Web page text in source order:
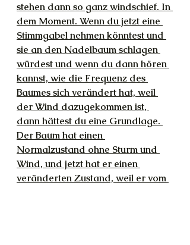
stehen dann so ganz windschief. In
dem Moment. Wenn du jetzt eine
Stimmgabel nehmen könntest und
sie an den Nadelbaum schlagen
würdest und wenn du dann hören
kannst, wie die Frequenz des
Baumes sich verändert hat, weil
der Wind dazugekommen ist,
dann hättest du eine Grundlage.
Der Baum hat einen
Normalzustand ohne Sturm und
Wind, und jetzt hat er einen
veränderten Zustand, weil er vom